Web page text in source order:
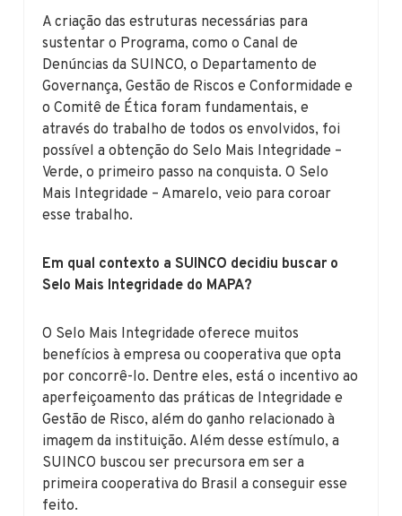
A criação das estruturas necessárias para
sustentar o Programa, como o Canal de
Denúncias da SUINCO, o Departamento de
Governança, Gestão de Riscos e Conformidade e
o Comitê de Ética foram fundamentais, e
através do trabalho de todos os envolvidos, foi
possível a obtenção do Selo Mais Integridade –
Verde, o primeiro passo na conquista. O Selo
Mais Integridade – Amarelo, veio para coroar
esse trabalho.
Em qual contexto a SUINCO decidiu buscar o
Selo Mais Integridade do MAPA?
O Selo Mais Integridade oferece muitos
benefícios à empresa ou cooperativa que opta
por concorrê-lo. Dentre eles, está o incentivo ao
aperfeiçoamento das práticas de Integridade e
Gestão de Risco, além do ganho relacionado à
imagem da instituição. Além desse estímulo, a
SUINCO buscou ser precursora em ser a
primeira cooperativa do Brasil a conseguir esse
feito.